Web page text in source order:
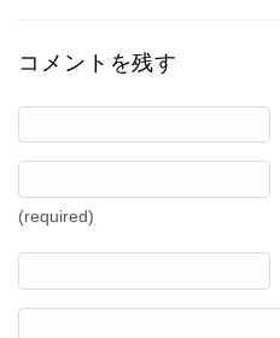
コメントを残す
(required)